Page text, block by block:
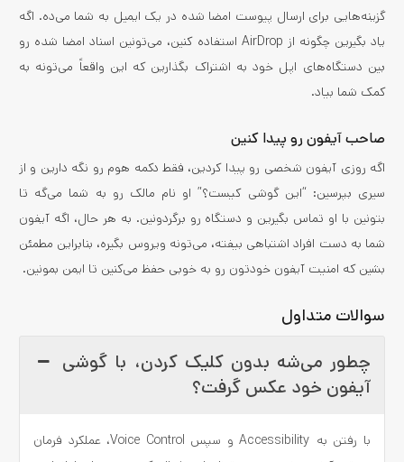
گزینه‌هایی برای ارسال پیوست امضا شده در یک ایمیل به شما می‌ده. اگه
یاد بگیرین چگونه از AirDrop استفاده کنین، می‌تونین اسناد امضا شده رو
بین دستگاه‌های اپل خود به اشتراک بگذارین که این واقعاً می‌تونه به
کمک شما بیاد.
صاحب آیفون رو پیدا کنین
اگه روزی آیفون شخصی رو پیدا کردین، فقط دکمه هوم رو نگه دارین و از
سیری بپرسین: “این گوشی کیست؟” او نام مالک رو به شما می‌گه تا
بتونین با او تماس بگیرین و دستگاه رو برگردونین. به هر حال، اگه آیفون
شما به دست افراد اشتباهی بیفته، می‌تونه ویروس بگیره، بنابراین مطمئن
بشین که امنیت آیفون خودتون رو به خوبی حفظ می‌کنین تا ایمن بمونین.
سوالات متداول
چطور می‌شه بدون کلیک کردن، با گوشی
آیفون خود عکس گرفت؟
با رفتن به Accessibility و سپس Voice Control، عملکرد فرمان